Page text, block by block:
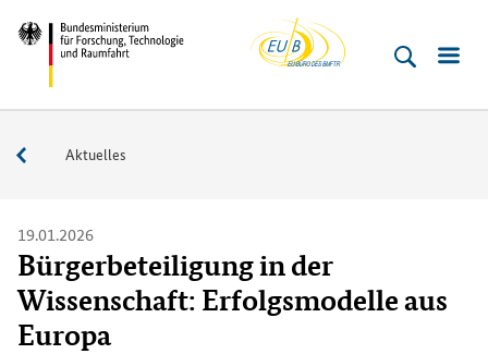
Direkt
zum
Inhalt
(Eingabetaste)
Direkt
zum
Hauptmenu
(Eingabetaste)
Direkt
zur
Suche
(Eingabetaste)
Direkt
zur
Fußleiste
(Enter)
Bundesministerium
Technologie
Buero
Service
Aktuelles
19.01.2026
Bürgerbeteiligung in der
Wissenschaft: Erfolgsmodelle aus
Europa